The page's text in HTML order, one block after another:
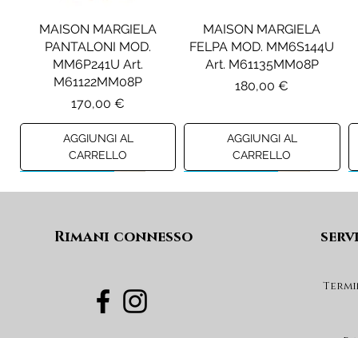
MAISON MARGIELA
PANTALONI MOD.
MM6P241U Art.
M61122MM08P
Prezzo
170,00 €
AGGIUNGI AL
CARRELLO
MAISON MARGIELA
FELPA MOD. MM6S144U
Art. M61135MM08P
Prezzo
180,00 €
AGGIUNGI AL
CARRELLO
PINKO CAPPA MOD. NEW
TWINSET COLLANA
Rimani connesso